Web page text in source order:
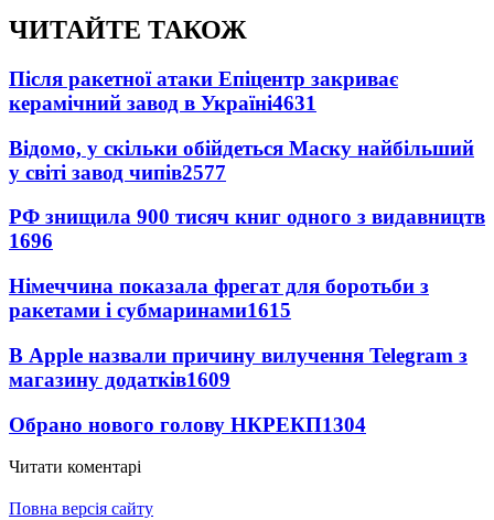
ЧИТАЙТЕ ТАКОЖ
Після ракетної атаки Епіцентр закриває
керамічний завод в Україні4631
Відомо, у скільки обійдеться Маску найбільший
у світі завод чипів2577
РФ знищила 900 тисяч книг одного з видавництв
1696
Німеччина показала фрегат для боротьби з
ракетами і субмаринами1615
В Apple назвали причину вилучення Telegram з
магазину додатків1609
Обрано нового голову НКРЕКП1304
Читати коментарі
Повна версія сайту